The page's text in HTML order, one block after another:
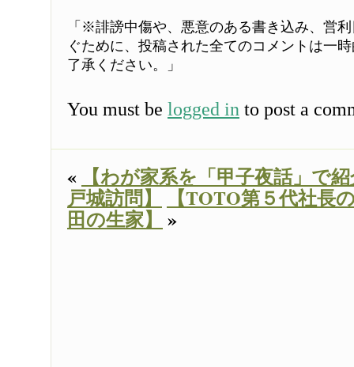
「※誹謗中傷や、悪意のある書き込み、営
ぐために、投稿された全てのコメントは一
了承ください。」
You must be logged in to post a
« 【わが家系を「甲子夜話」で
戸城訪問】 【TOTO第５代社長
田の生家】 »